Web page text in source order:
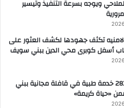
ويوجه بسرعة التنفيذ وتيسير
تكثف جهودها لكشف العثور على
أسفل كوبرى محي الدين ببني سويف
تقديم 2839 خدمة طبية في قافلة مجانية ببني
«حياة كريمة»